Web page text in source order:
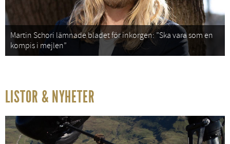
Martin Schori lämnade bladet för inkorgen: ”Ska vara som en
kompis i mejlen”
LISTOR & NYHETER